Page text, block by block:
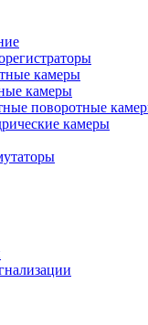
камеры
камеры
поворотные
камеры